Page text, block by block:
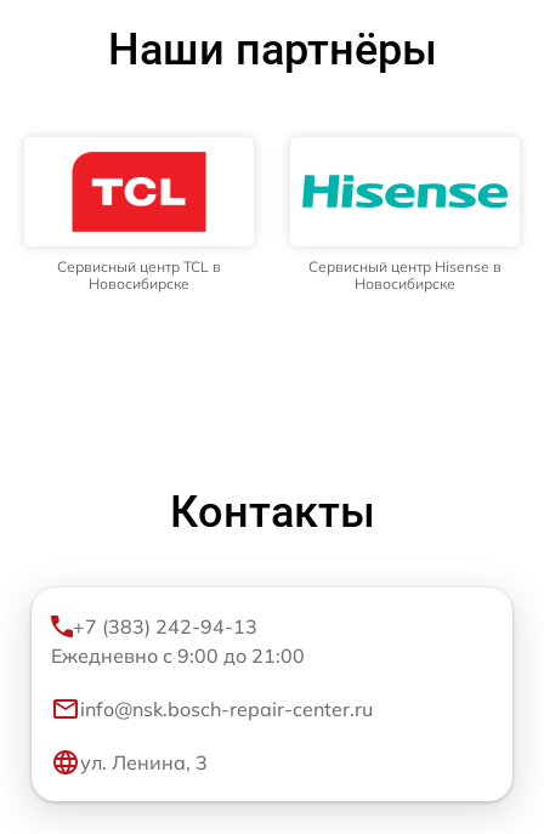
Наши партнёры
Сервисный центр TCL в
Новосибирске
Сервисный центр Hisense в
Новосибирске
Контакты
+7 (383) 242-94-13
Ежедневно с 9:00 до 21:00
info@nsk.bosch-repair-center.ru
ул. Ленина, 3